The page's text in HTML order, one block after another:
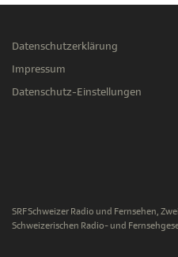
Datenschutzerklärung
Impressum
Datenschutz-Einstellungen
SRF Schweizer Radio und Fernsehen,
Schweizerischen Radio- und